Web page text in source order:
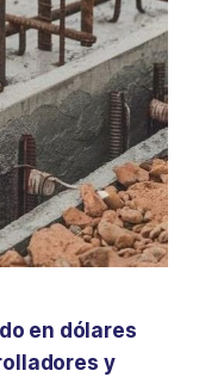
en dólares
y